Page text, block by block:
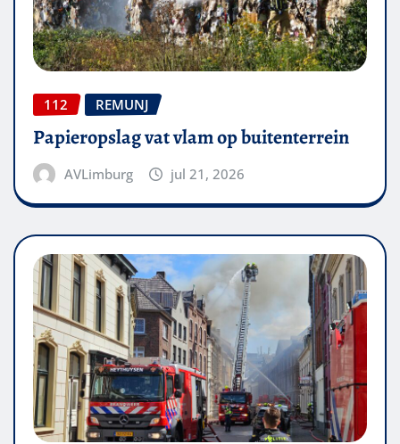
112 REMUNJ
Papieropslag vat vlam op buitenterrein
AVLimburg jul 21, 2026